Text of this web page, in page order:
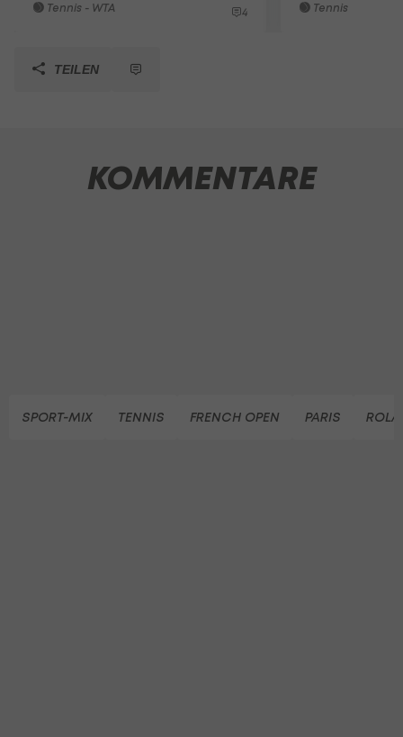
Tennis - WTA 4 Tennis
TEILEN
KOMMENTARE
SPORT-MIX TENNIS FRENCH OPEN PARIS